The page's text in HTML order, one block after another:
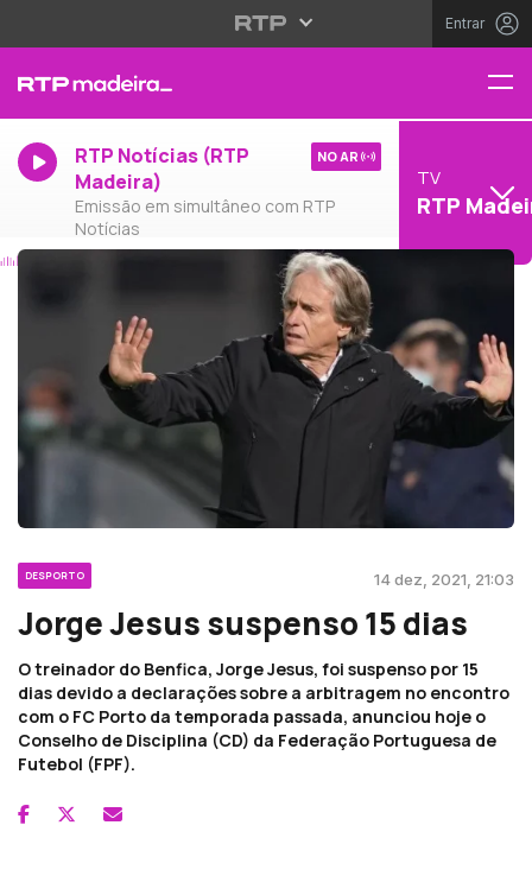
Entrar
RTP Notícias (RTP
Madeira)
Emissão em simultâneo com RTP
Notícias
NO AR
TV
RTP
DESPORTO 14 dez, 2021, 21:03
Jorge Jesus suspenso 15 dias
O treinador do Benfica, Jorge Jesus, foi suspenso por 15
dias devido a declarações sobre a arbitragem no encontro
com o FC Porto da temporada passada, anunciou hoje o
Conselho de Disciplina (CD) da Federação Portuguesa de
Futebol (FPF).